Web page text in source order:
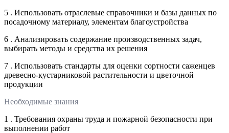
5 . Использовать отраслевые справочники и базы данных по
посадочному материалу, элементам благоустройства
6 . Анализировать содержание производственных задач,
выбирать методы и средства их решения
7 . Использовать стандарты для оценки сортности саженцев
древесно-кустарниковой растительности и цветочной
продукции
Необходимые знания
1 . Требования охраны труда и пожарной безопасности при
выполнении работ